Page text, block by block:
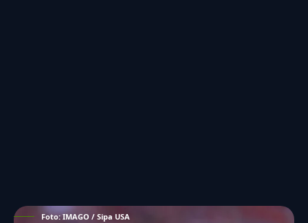
Foto: IMAGO / Sipa USA